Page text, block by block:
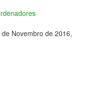
Novembro de 2016,